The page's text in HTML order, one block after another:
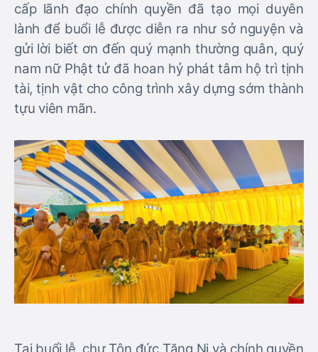
cấp lãnh đạo chính quyền đã tạo mọi duyên
lành để buổi lễ được diễn ra như sở nguyện và
gửi lời biết ơn đến quý mạnh thường quân, quý
nam nữ Phật tử đã hoan hỷ phát tâm hộ trì tịnh
tài, tịnh vật cho công trình xây dựng sớm thành
tựu viên mãn.
Tại buổi lễ, chư Tôn đức Tăng Ni và chính quyền